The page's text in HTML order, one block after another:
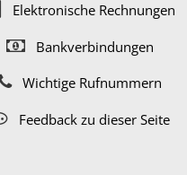
Elektronische Rechnungen
Bankverbindungen
Wichtige Rufnummern
Feedback zu dieser Seite